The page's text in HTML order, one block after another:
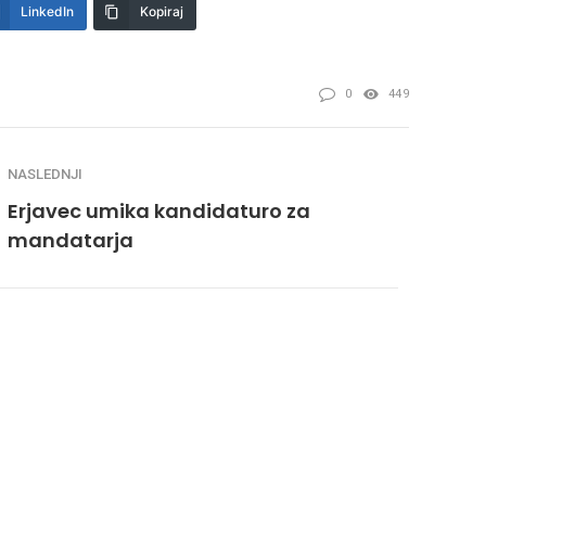
LinkedIn Kopiraj
0 449
NASLEDNJI
Erjavec umika kandidaturo za
mandatarja